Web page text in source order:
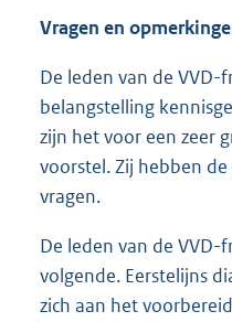
Vragen en
De leden van de
belangstelling
zijn het voor een zeer
voorstel. Zij hebben
vragen.
De leden van de
volgende. Eerstelijns
zich aan het